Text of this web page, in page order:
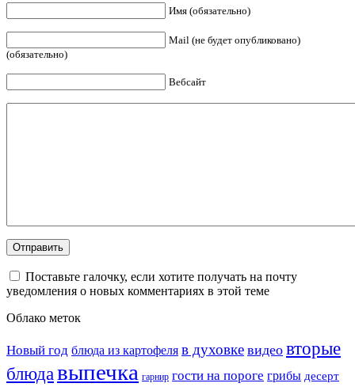
Имя (обязательно)
Mail (не будет опубликовано)
(обязательно)
Вебсайт
Поставьте галочку, если хотите получать на почту
уведомления о новых комментариях в этой теме
Облако меток
Новый год блюда из картофеля в духовке видео вторые
блюдавыпечка гарнир гости на пороге грибы десерт